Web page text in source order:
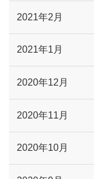
2021年2月
2021年1月
2020年12月
2020年11月
2020年10月